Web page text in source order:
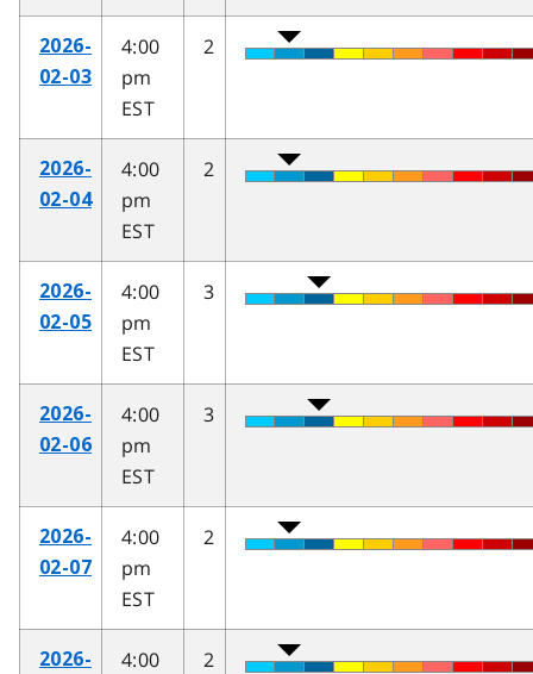
2026-
02-03
4:00
pm
EST
2
2026-
02-04
4:00
pm
EST
2
2026-
02-05
4:00
pm
EST
3
2026-
02-06
4:00
pm
EST
3
2026-
02-07
4:00
pm
EST
2
2026-
4:00
2